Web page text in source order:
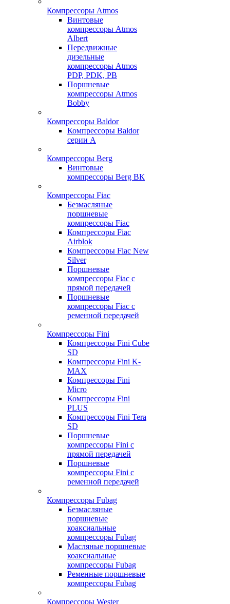
Компрессоры Atmos
Винтовые
компрессоры Atmos
Albert
Передвижные
дизельные
компрессоры Atmos
PDP, PDK, PB
Поршневые
компрессоры Atmos
Bobby
Компрессоры Baldor
Компрессоры Baldor
серии A
Компрессоры Berg
Винтовые
компрессоры Berg ВК
Компрессоры Fiac
Безмасляные
поршневые
компрессоры Fiac
Компрессоры Fiac
Airblok
Компрессоры Fiac New
Silver
Поршневые
компрессоры Fiac с
прямой передачей
Поршневые
компрессоры Fiac с
ременной передачей
Компрессоры Fini
Компрессоры Fini Cube
SD
Компрессоры Fini K-
MAX
Компрессоры Fini
Micro
Компрессоры Fini
PLUS
Компрессоры Fini Tera
SD
Поршневые
компрессоры Fini с
прямой передачей
Поршневые
компрессоры Fini с
ременной передачей
Компрессоры Fubag
Безмасляные
поршневые
коаксиальные
компрессоры Fubag
Масляные поршневые
коаксиальные
компрессоры Fubag
Ременные поршневые
компрессоры Fubag
Компрессоры Wester